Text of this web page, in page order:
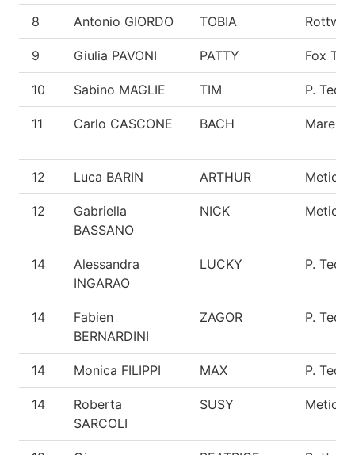
8 Antonio GIORDO TOBIA
9 Giulia PAVONI PATTY Fox
10 Sabino MAGLIE TIM P.
11 Carlo CASCONE BACH
12 Luca BARIN ARTHUR
12
Gabriella
BASSANO
NICK
14
Alessandra
INGARAO
LUCKY P.
14
Fabien
BERNARDINI
ZAGOR P.
14 Monica FILIPPI MAX P.
14
Roberta
SARCOLI
SUSY